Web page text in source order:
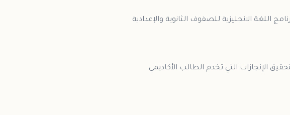
החינוך، وهما في الاحتواء، تحت عنوان "ننمو معاً"، ورقمها 9154، وبرنامج اللغة الانجليزية للصفوف الثانوية والإعدادية
الإنجازات التي تخدم الطالب الأكاديمي